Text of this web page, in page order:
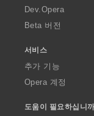
a
Dev.Opera
Beta 버전
서비스
추가 기능
Opera 계정
도움이 필요하십니